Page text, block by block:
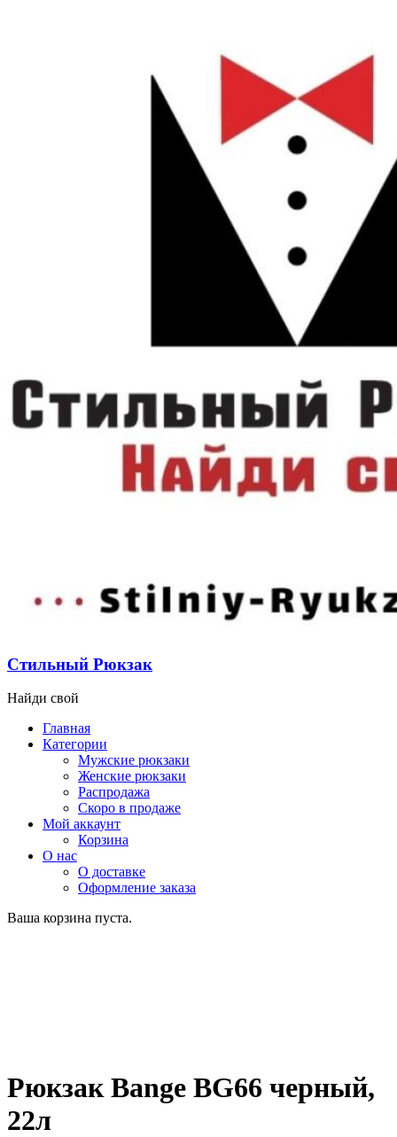
Стильный Рюкзак
Найди свой
Главная
Категории
Мужские рюкзаки
Женские рюкзаки
Распродажа
Скоро в продаже
Мой аккаунт
Корзина
О нас
О доставке
Оформление заказа
Ваша корзина пуста.
Рюкзак Bange BG66 черный,
22л